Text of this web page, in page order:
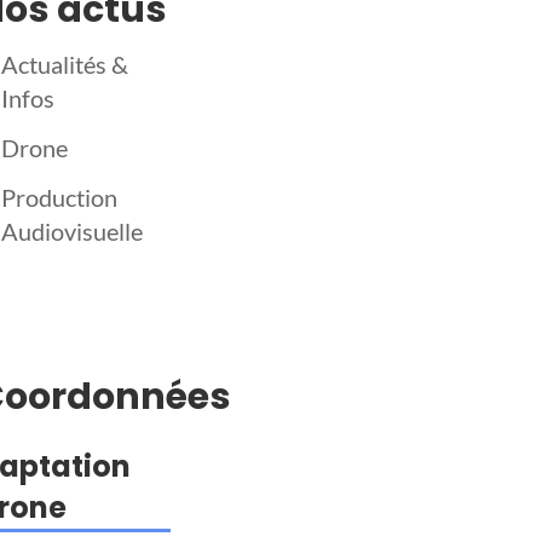
Actualités &
Infos
Drone
Production
Audiovisuelle